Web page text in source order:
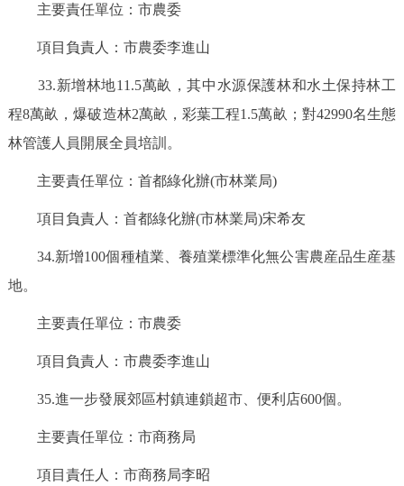
主要責任單位：市農委
項目負責人：市農委李進山
33.新增林地11.5萬畝，其中水源保護林和水土保持林工
程8萬畝，爆破造林2萬畝，彩葉工程1.5萬畝；對42990名生態
林管護人員開展全員培訓。
主要責任單位：首都綠化辦(市林業局)
項目負責人：首都綠化辦(市林業局)宋希友
34.新增100個種植業、養殖業標準化無公害農産品生産基
地。
主要責任單位：市農委
項目負責人：市農委李進山
35.進一步發展郊區村鎮連鎖超市、便利店600個。
主要責任單位：市商務局
項目責任人：市商務局李昭